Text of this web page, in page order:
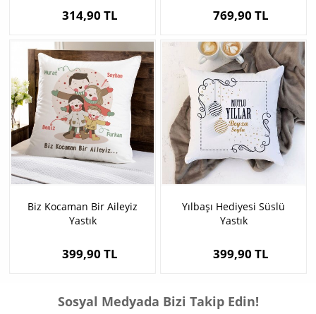
314,90 TL 769,90 TL
Biz Kocaman Bir Aileyiz
Yastık
399,90 TL
Yılbaşı Hediyesi Süslü
Yastık
399,90 TL
Sosyal Medyada Bizi Takip Edin!